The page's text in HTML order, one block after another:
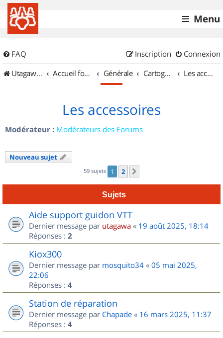
Menu
FAQ Connexion
Inscription
UtagawaVTT (Randos VTT et VTTAE avec traces GPS)
Accueil forum Générale Cartographie et GPS Les accessoires
Les accessoires
Modérateur : Modérateurs des Forums
Nouveau sujet
59 sujets 1 2
Sujets
Aide support guidon VTT
Dernier message par utagawa « 19 août 2025, 18:14
Réponses : 2
Kiox300
Dernier message par mosquito34 « 05 mai 2025,
22:06
Réponses : 4
Station de réparation
Dernier message par Chapade « 16 mars 2025, 11:37
Réponses : 4